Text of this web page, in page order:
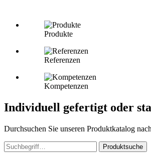
Produkte
Referenzen
Kompetenzen
Individuell gefertigt oder
Durchsuchen Sie unseren Produktkatalog
Produktsuche